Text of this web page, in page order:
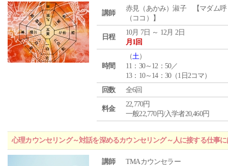
講師
赤見（あかみ）淑子 【マダム呼
（ココ）】
日程
10月 7日 ～ 12月 2日
月1回
時間
（土）
11：30～12：50／
13：10～14：30（1日2コマ）
回数
全6回
料金
22,770円
一般22,770円/入学者20,460円
心理カウンセリング～対話を深めるカウンセリング～人に接する仕事
講師 TMAカウンセラー